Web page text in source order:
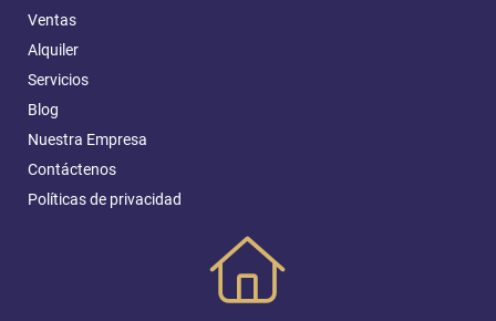
Ventas
Alquiler
Servicios
Blog
Nuestra Empresa
Contáctenos
Políticas de privacidad